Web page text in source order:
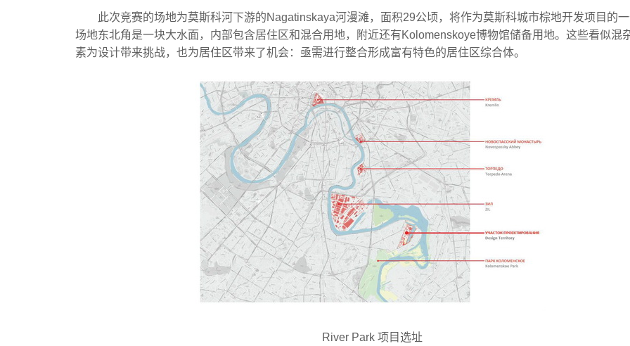
此次竞赛的场地为莫斯科河下游的Nagatinskaya河漫滩，面积29公顷，将作为莫斯科城市棕地开发项目的
场地东北角是一块大水面，内部包含居住区和混合用地，附近还有Kolomenskoye博物馆储备用地。这些看似混
素为设计带来挑战，也为居住区带来了机会：亟需进行整合形成富有特色的居住区综合体。
River Park 项目选址